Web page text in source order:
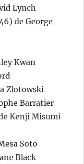
Lynch
de George
Kwan
Zlotowski
Barratier
Kenji Misumi
Soto
Black